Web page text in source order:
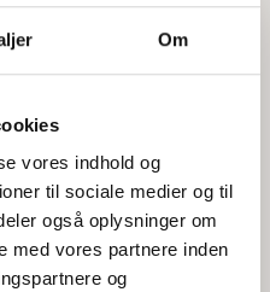
Om
vores indhold og
til sociale medier og til
også oplysninger om
med vores partnere inden
og